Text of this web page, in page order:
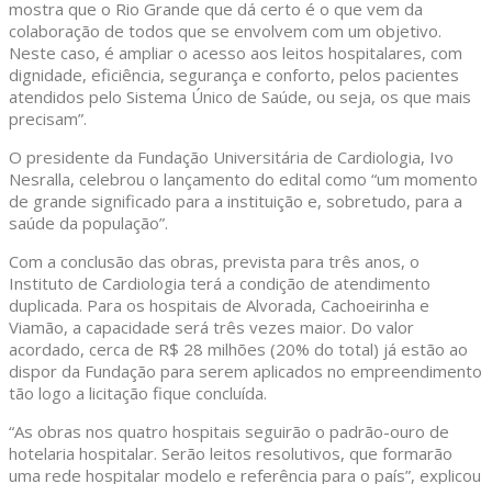
mostra que o Rio Grande que dá certo é o que vem da
colaboração de todos que se envolvem com um objetivo.
Neste caso, é ampliar o acesso aos leitos hospitalares, com
dignidade, eficiência, segurança e conforto, pelos pacientes
atendidos pelo Sistema Único de Saúde, ou seja, os que mais
precisam”.
O presidente da Fundação Universitária de Cardiologia, Ivo
Nesralla, celebrou o lançamento do edital como “um momento
de grande significado para a instituição e, sobretudo, para a
saúde da população”.
Com a conclusão das obras, prevista para três anos, o
Instituto de Cardiologia terá a condição de atendimento
duplicada. Para os hospitais de Alvorada, Cachoeirinha e
Viamão, a capacidade será três vezes maior. Do valor
acordado, cerca de R$ 28 milhões (20% do total) já estão ao
dispor da Fundação para serem aplicados no empreendimento
tão logo a licitação fique concluída.
“As obras nos quatro hospitais seguirão o padrão-ouro de
hotelaria hospitalar. Serão leitos resolutivos, que formarão
uma rede hospitalar modelo e referência para o país”, explicou